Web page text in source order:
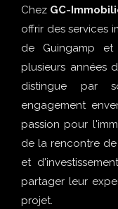
Chez GC-
offrir des services
de Guingamp
plusieurs années
distingue par
engagement
passion pour
de la rencontre
et
partager leur
projet.